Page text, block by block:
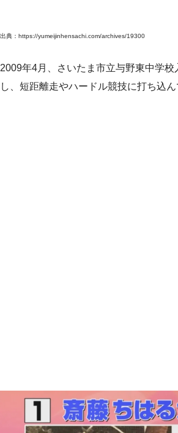
出典：https://yumeijinhensachi.com/archives/19300
2009年4月、さいたま市立与野東中学校
し、短距離走やハードル競技に打ち込ん